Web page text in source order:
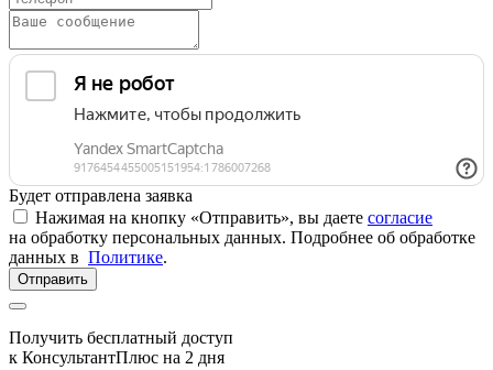
Будет отправлена заявка
Нажимая на кнопку «Отправить», вы даете согласие
на обработку персональных данных. Подробнее об обработке
данных в Политике.
Отправить
Получить бесплатный доступ
к КонсультантПлюс на 2 дня